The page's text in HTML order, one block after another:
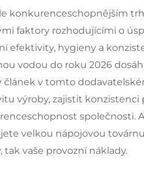
konkurenceschopnějším
faktory rozhodujícími o
efektivity, hygieny a
vodou do roku 2026
článek v tomto
výroby, zajistit
společnosti.
velkou nápojovou
tak vaše provozní náklady.